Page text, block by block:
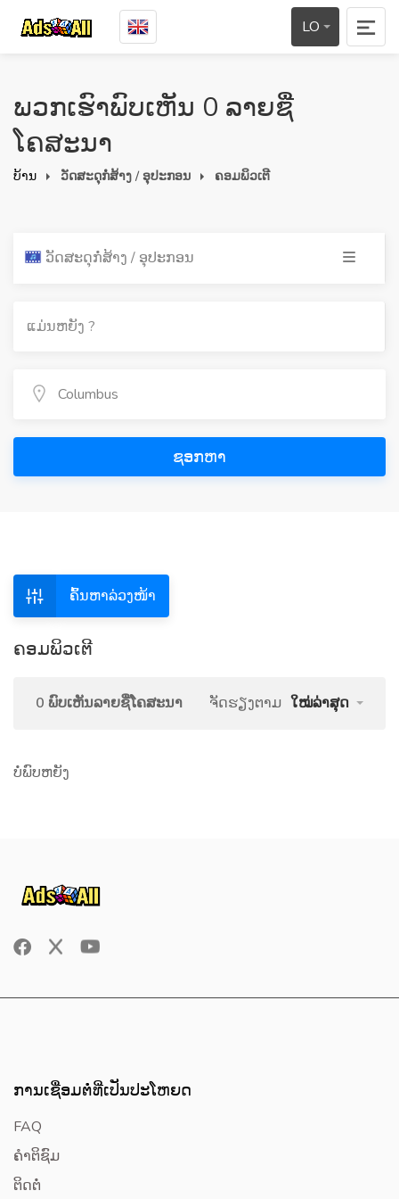
LO
ພວກເຮົາພົບເຫັນ 0 ລາຍຊື່
ໂຄສະນາ
ບ້ານ ວັດສະດຸກໍ່ສ້າງ / ອຸປະກອນ ຄອມພິວເຕີ
ວັດສະດຸກໍ່ສ້າງ / ອຸປະກອນ
ຊອກຫາ
ຄົ້ນຫາລ່ວງໜ້າ
ຄອມພິວເຕີ
0 ພົບເຫັນລາຍຊື່ໂຄສະນາ ຈັດຮຽງຕາມ ໃໝ່ລ່າສຸດ
ບໍ່ພົບຫຍັງ
ການເຊື່ອມຕໍ່ທີ່ເປັນປະໂຫຍດ
FAQ
ຄໍາຕິຊົມ
ຕິດຕໍ່